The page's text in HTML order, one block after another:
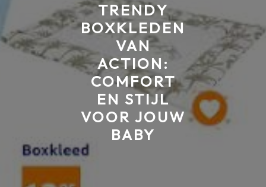
TRENDY
BOXKLEDEN
VAN
ACTION:
COMFORT
EN STIJL
VOOR JOUW
BABY